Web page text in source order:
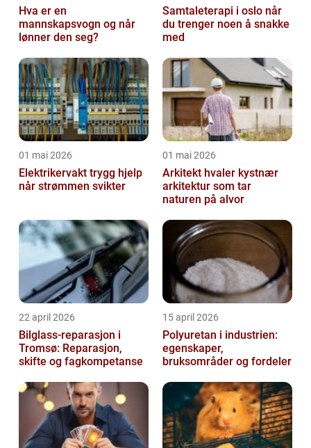
Hva er en
mannskapsvogn og når
lønner den seg?
Samtaleterapi i oslo når
du trenger noen å snakke
med
01 mai 2026
Elektrikervakt trygg hjelp
når strømmen svikter
01 mai 2026
Arkitekt hvaler kystnær
arkitektur som tar
naturen på alvor
22 april 2026
Bilglass-reparasjon i
Tromsø: Reparasjon,
skifte og fagkompetanse
15 april 2026
Polyuretan i industrien:
egenskaper,
bruksområder og fordeler